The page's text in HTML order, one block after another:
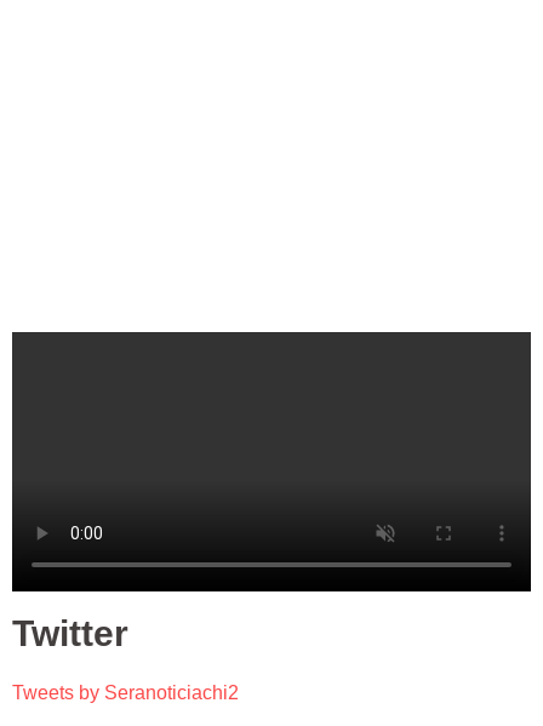
Twitter
Tweets by Seranoticiachi2